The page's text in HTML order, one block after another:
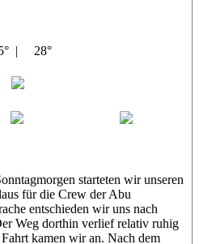
| 28°
starteten wir unseren
für die Crew der Abu
entschieden wir uns nach
Weg dorthin verlief relativ ruhig
kamen wir an. Nach dem